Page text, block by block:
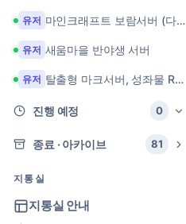
유저 마인크래프트 보람서버 (다이아 + 힐링 서버)
유저 새움마을 반야생 서버
유저 탈출형 마크서버, 성좌물 RPG 마크서버
진행 예정 0
종료 · 아카이브 81
지통실
지통실 안내